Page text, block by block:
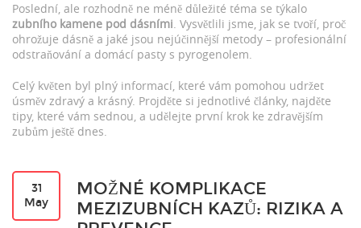
Poslední, ale rozhodně ne méně důležité téma se týkalo
zubního kamene pod dásními. Vysvětlili jsme, jak se tvoří, proč
ohrožuje dásně a jaké jsou nejúčinnější metody – profesionální
odstraňování a domácí pasty s pyrogenolem.
Celý květen byl plný informací, které vám pomohou udržet
úsměv zdravý a krásný. Projděte si jednotlivé články, najděte
tipy, které vám sednou, a udělejte první krok ke zdravějším
zubům ještě dnes.
31
May
MOŽNÉ KOMPLIKACE
MEZIZUBNÍCH KAZŮ: RIZIKA A